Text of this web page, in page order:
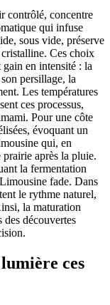
contrôlé, concentre
qui infuse
sous vide, préserve
Ces choix
gain en intensité : la
persillage, la
Les températures
ces processus,
Pour une côte
évoquant un
qui, en
après la pluie.
la fermentation
fade. Dans
le rythme naturel,
la maturation
des découvertes
ces